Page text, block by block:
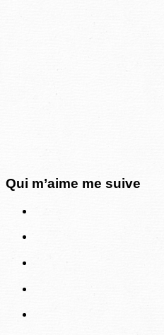
Qui m’aime me suive